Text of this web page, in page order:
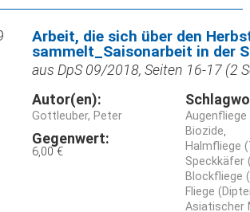
Arbeit, die sich über den
sammelt_Saisonarbeit in der
aus DpS 09/2018, Seiten 16-17 (2
Autor(en):
Gottleuber, Peter
Gegenwert:
6,00 €
Biozide
Halmfliege
Speckkäfer
Blockfliege
Fliege
Asiatischer